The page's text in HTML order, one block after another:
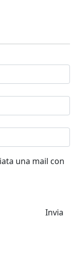
una mail con
Invia